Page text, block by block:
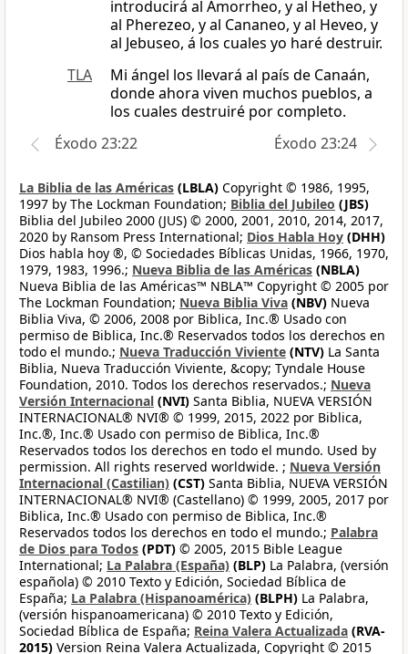
introducirá al Amorrheo, y al Hetheo, y
al Pherezeo, y al Cananeo, y al Heveo, y
al Jebuseo, á los cuales yo haré destruir.
TLA
Mi ángel los llevará al país de Canaán,
donde ahora viven muchos pueblos, a
los cuales destruiré por completo.
Éxodo 23:22
Éxodo 23:24
La Biblia de las Américas (LBLA) Copyright © 1986, 1995,
1997 by The Lockman Foundation; Biblia del Jubileo (JBS)
Biblia del Jubileo 2000 (JUS) © 2000, 2001, 2010, 2014, 2017,
2020 by Ransom Press International; Dios Habla Hoy (DHH)
Dios habla hoy ®, © Sociedades Bíblicas Unidas, 1966, 1970,
1979, 1983, 1996.; Nueva Biblia de las Américas (NBLA)
Nueva Biblia de las Américas™ NBLA™ Copyright © 2005 por
The Lockman Foundation; Nueva Biblia Viva (NBV) Nueva
Biblia Viva, © 2006, 2008 por Biblica, Inc.® Usado con
permiso de Biblica, Inc.® Reservados todos los derechos en
todo el mundo.; Nueva Traducción Viviente (NTV) La Santa
Biblia, Nueva Traducción Viviente, &copy; Tyndale House
Foundation, 2010. Todos los derechos reservados.; Nueva
Versión Internacional (NVI) Santa Biblia, NUEVA VERSIÓN
INTERNACIONAL® NVI® © 1999, 2015, 2022 por Biblica,
Inc.®, Inc.® Usado con permiso de Biblica, Inc.®
Reservados todos los derechos en todo el mundo. Used by
permission. All rights reserved worldwide. ; Nueva Versión
Internacional (Castilian) (CST) Santa Biblia, NUEVA VERSIÓN
INTERNACIONAL® NVI® (Castellano) © 1999, 2005, 2017 por
Biblica, Inc.® Usado con permiso de Biblica, Inc.®
Reservados todos los derechos en todo el mundo.; Palabra
de Dios para Todos (PDT) © 2005, 2015 Bible League
International; La Palabra (España) (BLP) La Palabra, (versión
española) © 2010 Texto y Edición, Sociedad Bíblica de
España; La Palabra (Hispanoamérica) (BLPH) La Palabra,
(versión hispanoamericana) © 2010 Texto y Edición,
Sociedad Bíblica de España; Reina Valera Actualizada (RVA-
2015) Version Reina Valera Actualizada, Copyright © 2015